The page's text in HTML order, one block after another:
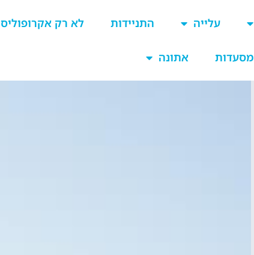
עלייה התניידות לא רק אקרופוליס
מסעדות אתונה